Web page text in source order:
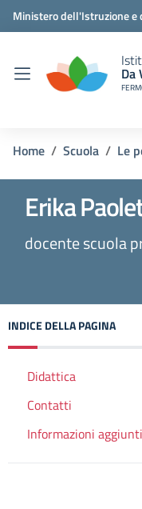
Ministero dell'Istruzione e
Da
Home Scuola Le
Erika
docente scuola
INDICE DELLA PAGINA
Didattica
Contatti
Informazioni